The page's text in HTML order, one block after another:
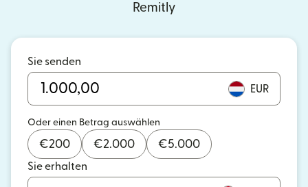
Remitly
Sie senden
EUR
Oder einen Betrag auswählen
€200 €2.000 €5.000
Sie erhalten